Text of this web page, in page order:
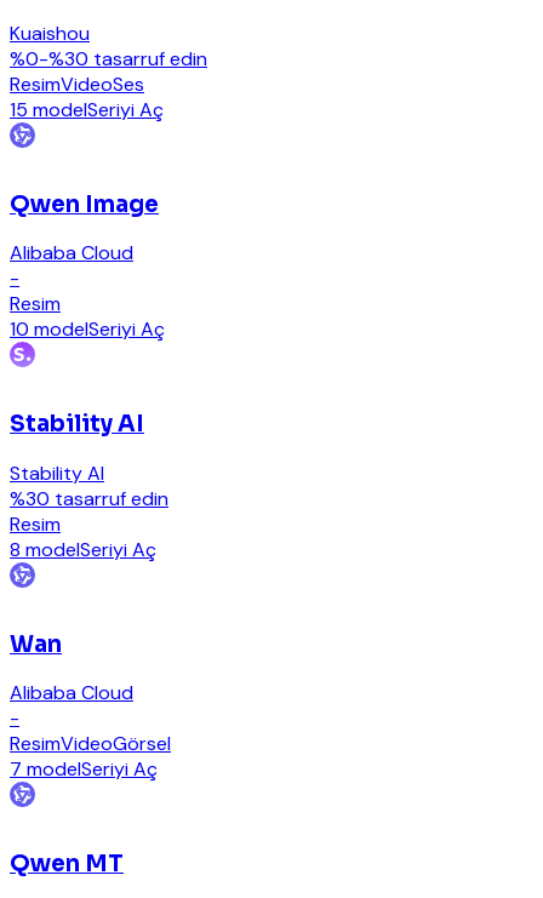
Kuaishou
%0-%30 tasarruf edin
ResimVideoSes
15 modelSeriyi Aç
Qwen Image
Alibaba Cloud
-
Resim
10 modelSeriyi Aç
Stability AI
Stability AI
%30 tasarruf edin
Resim
8 modelSeriyi Aç
Wan
Alibaba Cloud
-
ResimVideoGörsel
7 modelSeriyi Aç
Qwen MT